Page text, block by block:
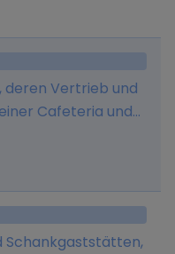
und
sonstigen
gelangen, - die
Speiseeisen im
die der
vom Speiseeisen
Schulungen
von
deren Vertrieb und
Cafeteria und
und
Schankgaststätten,